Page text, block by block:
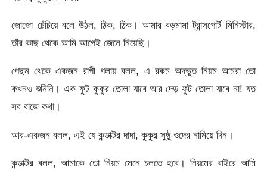
জোজো চেঁচিয়ে বলে উঠল, ঠিক, ঠিক। আমার বড়মামা ট্রান্সপোর্ট মিনিস্টার,
তাঁর কাছ থেকে আমি আগেই জেনে নিয়েছি।
পেছন থেকে একজন রাগী গলায় বলল, এ রকম অদ্ভুত নিয়ম আমরা তো
কখনও শুনিনি। এক ফুট কুকুর তোলা যাবে আর দেড় ফুট তোলা যাবে না! যত
সব বাজে কথা।
আর-একজন বলল, এই যে কন্ডাক্টর দাদা, কুকুর সুষ্ঠু ওদের নামিয়ে দিন।
কন্ডাক্টর বলল, আমাকে তো নিয়ম মেনে চলতে হবে। নিয়মের বাইরে আমি